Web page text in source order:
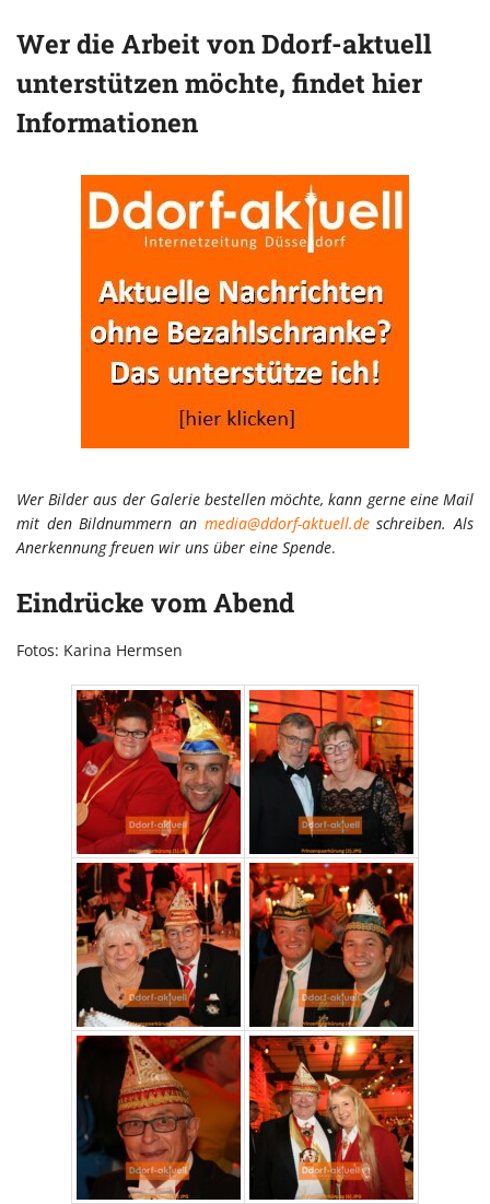
Wer die Arbeit von Ddorf-aktuell
unterstützen möchte, findet hier
Informationen
Wer Bilder aus der Galerie bestellen möchte, kann gerne eine Mail
mit den Bildnummern an media@ddorf-aktuell.deschreiben. Als
Anerkennung freuen wir uns über eine Spende.
Eindrücke vom Abend
Fotos: Karina Hermsen